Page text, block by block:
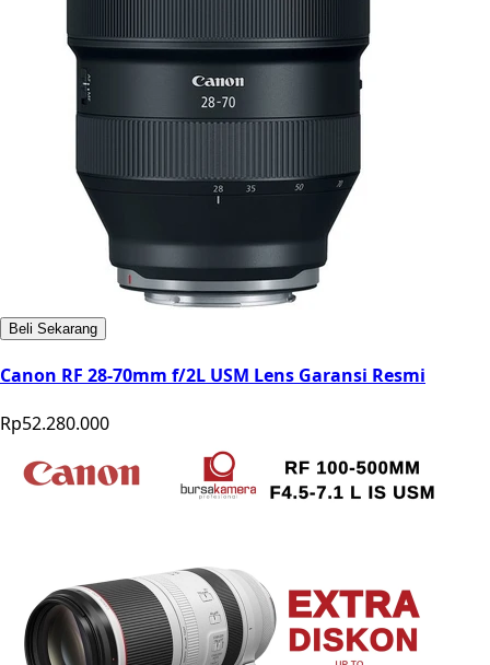
Beli Sekarang
Canon RF 28-70mm f/2L USM Lens Garansi Resmi
Rp52.280.000